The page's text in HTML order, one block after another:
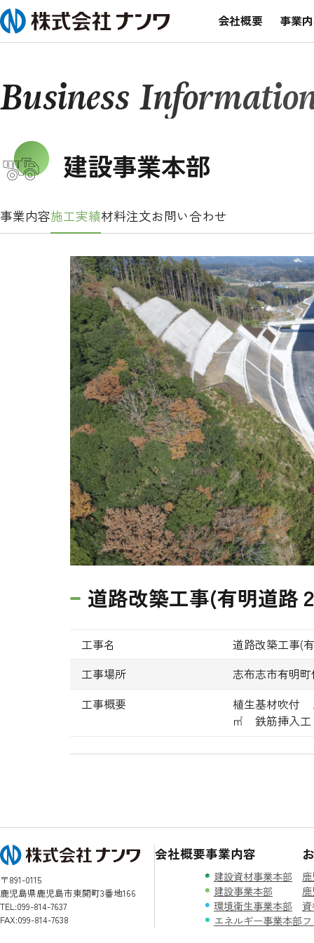
会社概要 事業
Business
建設事業本部
事業内容施工実績材料注文お問い合わせ
道路改築工事(有明道路
工事名
道路改築工事(
工事場所
志布志市有明
工事概要
植生基材吹付
㎡ 鉄筋挿入
〒891-0115
鹿児島県鹿児島市東開町3番地166
TEL:099-814-7637
FAX:099-814-7638
会社概要事業内容
建設資材事業本部
建設事業本部
環境衛生事業本部
エネルギー事業本部